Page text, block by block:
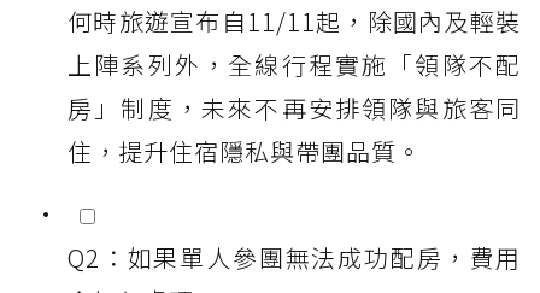
何時旅遊宣布自11/11起，除國內及輕裝
上陣系列外，全線行程實施「領隊不配
房」制度，未來不再安排領隊與旅客同
住，提升住宿隱私與帶團品質。
Q2：如果單人參團無法成功配房，費用